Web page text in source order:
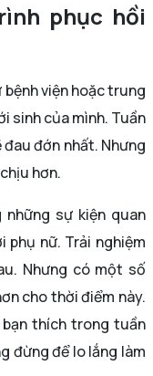
phục hồi
bệnh viện hoặc trung
sinh của mình. Tuần
đớn nhất. Nhưng
hơn.
sự kiện quan
nữ. Trải nghiệm
Nhưng có một số
cho thời điểm này.
thích trong tuần
đừng để lo lắng làm